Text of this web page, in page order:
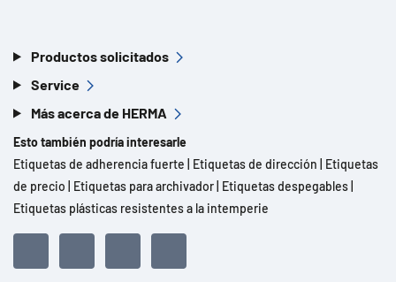
Productos solicitados
Service
Más acerca de HERMA
Esto también podría interesarle
Etiquetas de adherencia fuerte
Etiquetas de dirección
Etiquetas
de precio
Etiquetas para archivador Etiquetas despegables
Etiquetas plásticas resistentes a la intemperie